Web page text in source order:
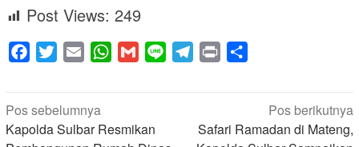
Post Views: 249
Facebook
Twitter Email WhatsApp
Gmail Line Telegram
Print
Navigasi
pos
Pos sebelumnya
Kapolda Sulbar Resmikan
Pos berikutnya
Safari Ramadan di Mateng,